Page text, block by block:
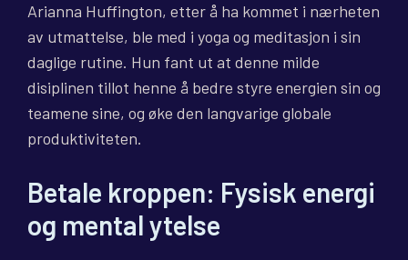
Arianna Huffington, etter å ha kommet i nærheten
av utmattelse, ble med i yoga og meditasjon i sin
daglige rutine. Hun fant ut at denne milde
disiplinen tillot henne å bedre styre energien sin og
teamene sine, og øke den langvarige globale
produktiviteten.
Betale kroppen: Fysisk energi
og mental ytelse